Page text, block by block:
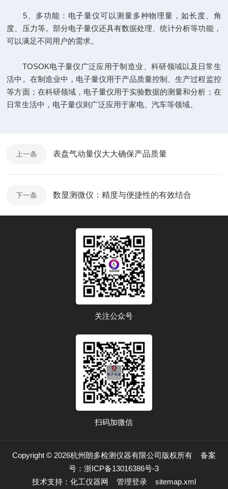
5、多功能：电子量仪可以测量多种物理量，如长度、角
度、压力等。部分电子量仪还具有数据处理、统计分析等功能，
可以满足不同用户的需求。
TOSOK电子量仪广泛应用于制造业、科研领域以及日常生
活中。在制造业中，电子量仪用于产品质量控制、生产过程监控
等方面；在科研领域，电子量仪用于实验数据的测量和分析；在
日常生活中，电子量仪则广泛应用于家电、汽车等领域。
上一条 表盘气动量仪大大确保产品质量
下一条 数显测微仪：精度与便捷性的有效结合
关注公众号
扫码加微信
Copyright © 2026杭州朗多检测仪器有限公司版权所有 备案
号：浙ICP备13016386号-3
技术支持： 化工仪器网 管理登录 sitemap.xml